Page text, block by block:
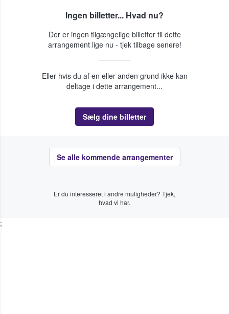
Ingen billetter... Hvad nu?
Der er ingen tilgængelige billetter til dette
arrangement lige nu - tjek tilbage senere!
Eller hvis du af en eller anden grund ikke kan
deltage i dette arrangement...
Sælg dine billetter
Se alle kommende arrangementer
Er du interesseret i andre muligheder? Tjek,
hvad vi har.
;